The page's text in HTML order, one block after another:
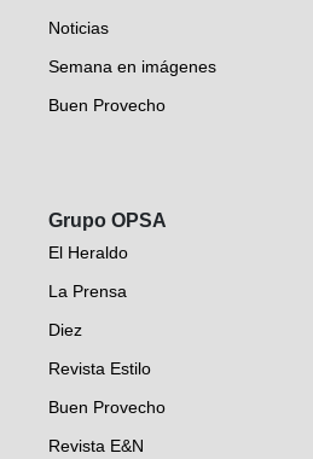
Noticias
Semana en imágenes
Buen Provecho
Grupo OPSA
El Heraldo
La Prensa
Diez
Revista Estilo
Buen Provecho
Revista E&N